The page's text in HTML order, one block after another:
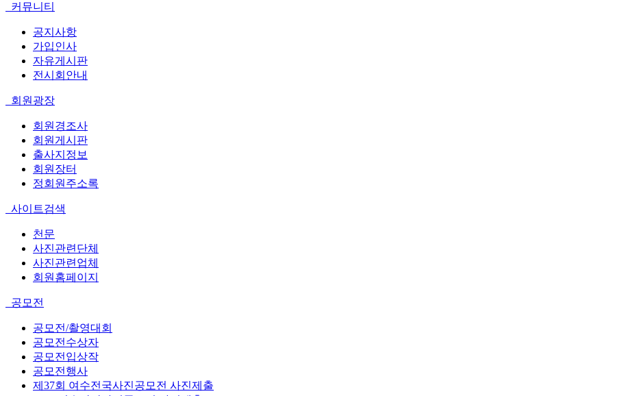
커뮤니티
공지사항
가입인사
자유게시판
전시회안내
회원광장
회원경조사
회원게시판
출사지정보
회원장터
정회원주소록
사이트검색
천문
사진관련단체
사진관련업체
회원홈페이지
공모전
공모전/촬영대회
공모전수상자
공모전입상작
공모전행사
제37회 여수전국사진공모전 사진제출